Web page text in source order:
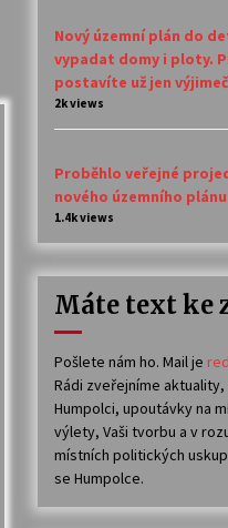
Nový územní plán do
vypadat domy i ploty.
postavíte už jen
2k views
Proběhlo veřejné
nového územního plánu
1.4k views
Máte text ke
Pošlete nám ho. Mail je
Rádi zveřejníme
Humpolci, upoutávky na
výlety, Vaši tvorbu a v
místních politických
se Humpolce.